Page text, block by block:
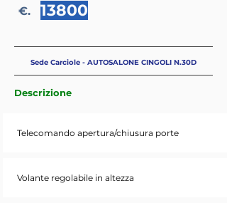
€. 13800
Sede Carciole - AUTOSALONE CINGOLI N.30D
Descrizione
Telecomando apertura/chiusura porte
Volante regolabile in altezza